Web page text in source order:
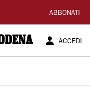
ABBONATI
ACCEDI